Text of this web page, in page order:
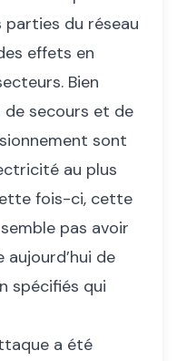
parties du réseau
effets en
Bien
de secours et de
sont
au plus
fois-ci, cette
pas avoir
de
spécifiés qui
a été